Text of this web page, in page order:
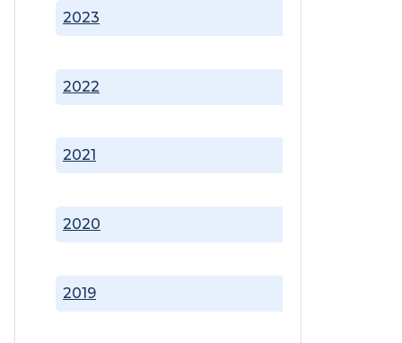
2019
2020
2021
2022
2023